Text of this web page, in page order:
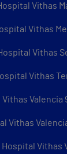
Vithas
Vithas
Vithas
Vithas
Valencia
Vithas
Hospital Vithas